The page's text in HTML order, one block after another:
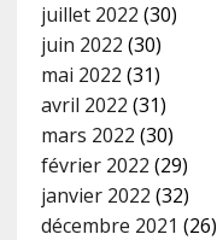
juillet 2022 (30)
juin 2022 (30)
mai 2022 (31)
avril 2022 (31)
mars 2022 (30)
février 2022 (29)
janvier 2022 (32)
décembre 2021 (26)